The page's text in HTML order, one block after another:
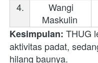
4.
Maskulin
Kesimpulan: THUG
aktivitas padat,
hilang baunya.